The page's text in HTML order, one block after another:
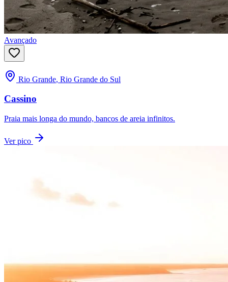
Avançado
Rio Grande, Rio Grande do Sul
Cassino
Praia mais longa do mundo, bancos de areia infinitos.
Ver pico